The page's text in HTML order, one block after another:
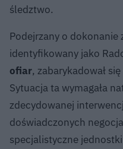
śledztwo.
Podejrzany o
identyfikowany jako
ofiar, zabarykadował
Sytuacja ta wymagała
zdecydowanej
doświadczonych
specjalistyczne